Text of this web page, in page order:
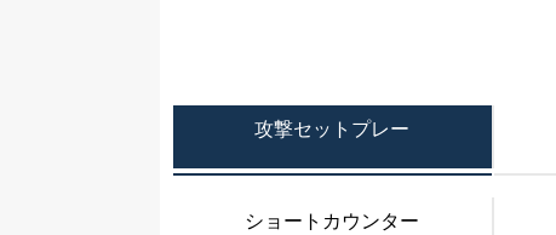
攻撃セットプレー
ショートカウンター